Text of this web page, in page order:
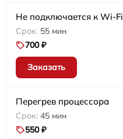
Не подключается к Wi-Fi
55 мин
700 ₽
Заказать
Перегрев процессора
45 мин
550 ₽